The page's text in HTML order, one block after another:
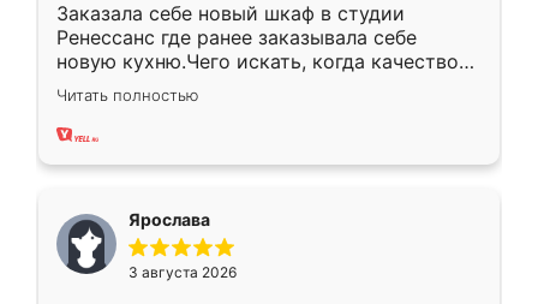
Заказала себе новый шкаф в студии
Ренессанс где ранее заказывала себе
новую кухню.Чего искать, когда качеством
вполне довольна. Служит кухня уже почти
два года, нареканий нет.
Читать полностью
Ярослава
3 августа 2026